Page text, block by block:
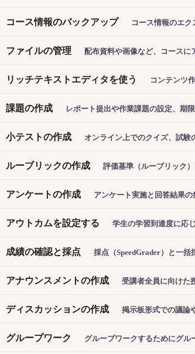
コース情報のバックアップ コース情報のエク
ファイルの管理 配布資料や画像など、コースに
リッチテキストエディタを使う コンテンツ
課題の作成 レポート提出や作業課題の設定、期
小テストの作成 オンライン上でのクイズ、試験
ルーブリックの作成 評価基準（ルーブリック
アンケートの作成 アンケート実施と回答結果の
アウトカムを設定する 学生の学習到達度に応
成績の確認と採点 採点（SpeedGrader）と一括
アナウンスメントの作成 受講者全員に向けた
ディスカッションの作成 掲示板形式での議論
グループワーク グループワークするためにグル